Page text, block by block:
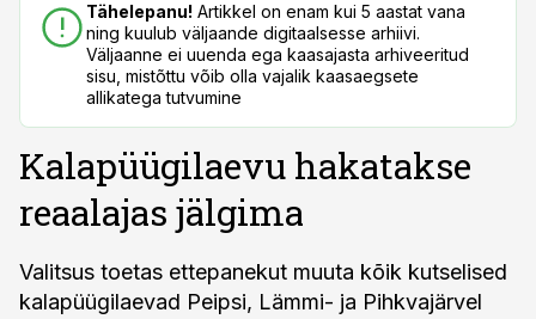
Tähelepanu! Artikkel on enam kui 5 aastat vana
ning kuulub väljaande digitaalsesse arhiivi.
Väljaanne ei uuenda ega kaasajasta arhiveeritud
sisu, mistõttu võib olla vajalik kaasaegsete
allikatega tutvumine
Kalapüügilaevu hakatakse
reaalajas jälgima
Valitsus toetas ettepanekut muuta kõik kutselised
kalapüügilaevad Peipsi, Lämmi- ja Pihkvajärvel